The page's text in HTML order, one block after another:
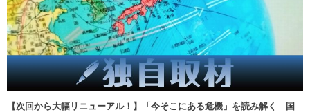
【次回から大幅リニューアル！】「今そこにある危機」を読み解く 国